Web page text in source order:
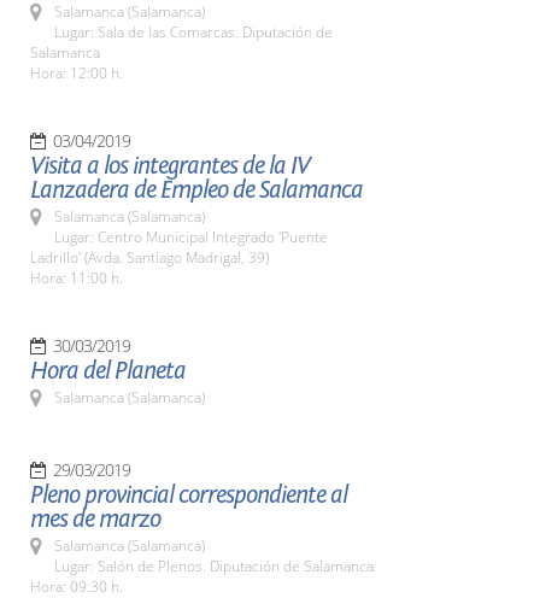
Salamanca (Salamanca)
Lugar: Sala de las Comarcas. Diputación de
Salamanca
Hora: 12:00 h.
03/04/2019
Visita a los integrantes de la IV
Lanzadera de Empleo de Salamanca
Salamanca (Salamanca)
Lugar: Centro Municipal Integrado 'Puente
Ladrillo' (Avda. Santiago Madrigal, 39)
Hora: 11:00 h.
30/03/2019
Hora del Planeta
Salamanca (Salamanca)
29/03/2019
Pleno provincial correspondiente al
mes de marzo
Salamanca (Salamanca)
Lugar: Salón de Plenos. Diputación de Salamanca
Hora: 09:30 h.